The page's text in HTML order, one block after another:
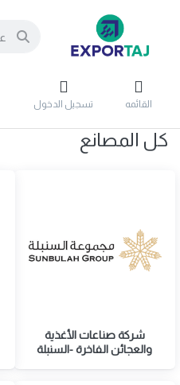
القائمه تسجيل الدخول
كل المصانع
شركة صناعات الأغذية
والعجائن الفاخرة -السنبلة